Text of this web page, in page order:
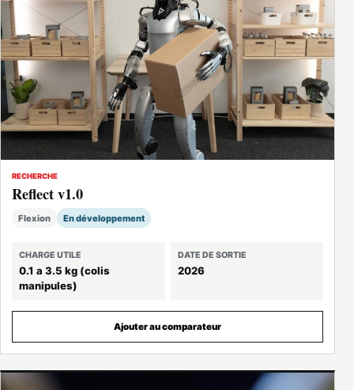
RECHERCHE
Reflect v1.0
Flexion En développement
CHARGE UTILE
0.1 a 3.5 kg (colis
manipules)
DATE DE SORTIE
2026
Ajouter au comparateur